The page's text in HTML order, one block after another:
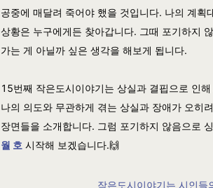
공중에 매달려 죽어야 했을 것입니다. 나의 계
상황은 누구에게든 찾아갑니다. 그때 포기하지
가는 게 아닐까 싶은 생각을 해보게 됩니다.
15번째 작은도시이야기는 상실과 결핍으로 인
나의 의도와 무관하게 겪는 상실과 장애가 오히
장면들을 소개합니다. 그럼 포기하지 않음으로
월 호 시작해 보겠습니다.🙌
작은도시이야기는 시인들